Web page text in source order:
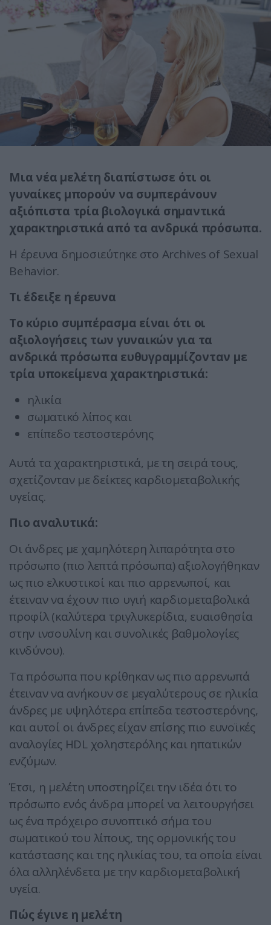
Μια νέα μελέτη διαπίστωσε ότι οι
γυναίκες μπορούν να συμπεράνουν
αξιόπιστα τρία βιολογικά σημαντικά
χαρακτηριστικά από τα ανδρικά πρόσωπα.
Η έρευνα δημοσιεύτηκε στο Archives of Sexual
Behavior.
Τι έδειξε η έρευνα
Το κύριο συμπέρασμα είναι ότι οι
αξιολογήσεις των γυναικών για τα
ανδρικά πρόσωπα ευθυγραμμίζονταν με
τρία υποκείμενα χαρακτηριστικά:
ηλικία
σωματικό λίπος και
επίπεδο τεστοστερόνης
Αυτά τα χαρακτηριστικά, με τη σειρά τους,
σχετίζονταν με δείκτες καρδιομεταβολικής
υγείας.
Πιο αναλυτικά:
Οι άνδρες με χαμηλότερη λιπαρότητα στο
πρόσωπο (πιο λεπτά πρόσωπα) αξιολογήθηκαν
ως πιο ελκυστικοί και πιο αρρενωποί, και
έτειναν να έχουν πιο υγιή καρδιομεταβολικά
προφίλ (καλύτερα τριγλυκερίδια, ευαισθησία
στην ινσουλίνη και συνολικές βαθμολογίες
κινδύνου).
Τα πρόσωπα που κρίθηκαν ως πιο αρρενωπά
έτειναν να ανήκουν σε μεγαλύτερους σε ηλικία
άνδρες με υψηλότερα επίπεδα τεστοστερόνης,
και αυτοί οι άνδρες είχαν επίσης πιο ευνοϊκές
αναλογίες HDL χοληστερόλης και ηπατικών
ενζύμων.
Έτσι, η μελέτη υποστηρίζει την ιδέα ότι το
πρόσωπο ενός άνδρα μπορεί να λειτουργήσει
ως ένα πρόχειρο συνοπτικό σήμα του
σωματικού του λίπους, της ορμονικής του
κατάστασης και της ηλικίας του, τα οποία είναι
όλα αλληλένδετα με την καρδιομεταβολική
υγεία.
Πώς έγινε η μελέτη